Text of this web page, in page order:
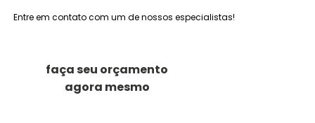
Entre em contato com um de nossos especialistas!
faça seu orçamento
agora mesmo